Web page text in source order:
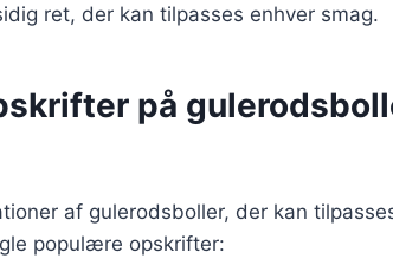
ret, der kan tilpasses enhver smag.
på
af gulerodsboller, der kan
populære opskrifter: